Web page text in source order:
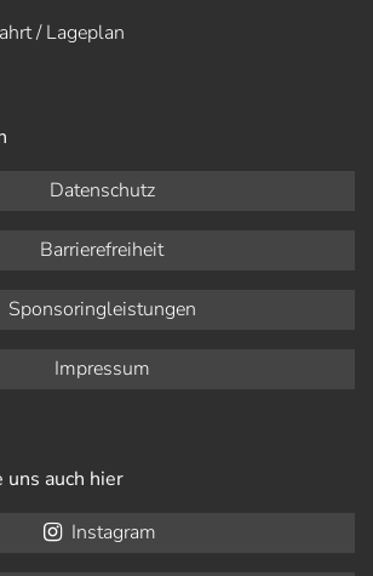
/ Lageplan
Datenschutz
Barrierefreiheit
Sponsoringleistungen
Impressum
uns auch hier
Instagram